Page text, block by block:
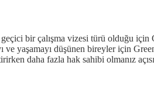
bir çalışma vizesi türü olduğu
ve yaşamayı düşünen bireyler için
daha fazla hak sahibi olmanız